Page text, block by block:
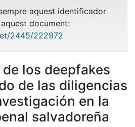
aquest identificador
document:
2445/222972
los deepfakes
de las diligencias
en la
salvadoreña